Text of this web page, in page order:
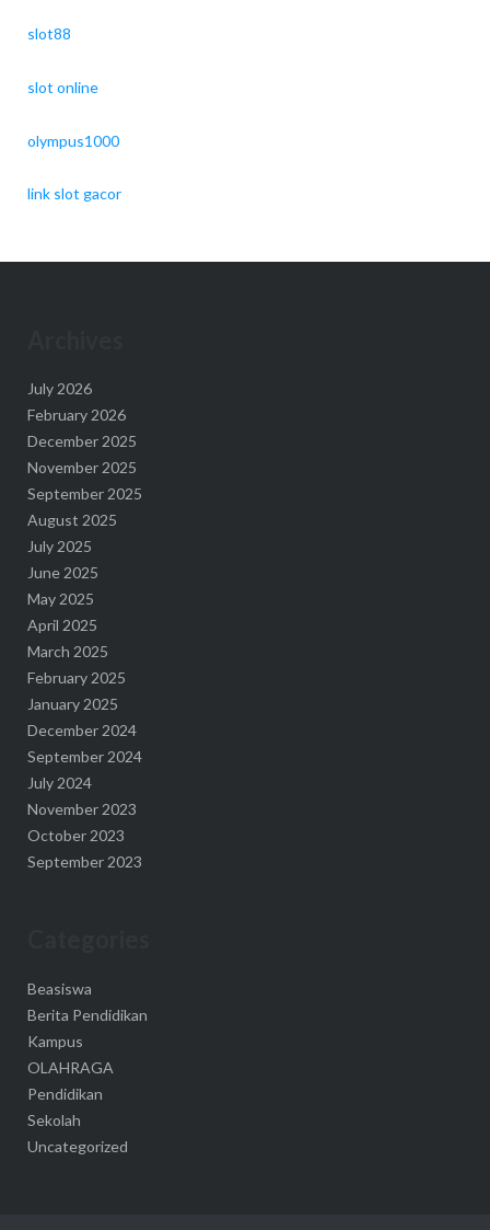
slot88
slot online
olympus1000
link slot gacor
July 2026
February 2026
December 2025
November 2025
September 2025
August 2025
July 2025
June 2025
May 2025
April 2025
March 2025
February 2025
January 2025
December 2024
September 2024
July 2024
November 2023
October 2023
September 2023
Beasiswa
Berita Pendidikan
Kampus
OLAHRAGA
Pendidikan
Sekolah
Uncategorized